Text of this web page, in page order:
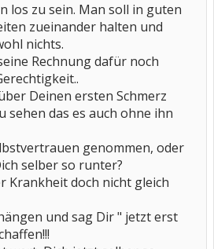
los zu sein. Man soll in guten
zueinander halten und
nichts.
Rechnung dafür noch
Deinen ersten Schmerz
sehen das es auch ohne ihn
genommen, oder
selber so runter?
Krankheit doch nicht gleich
und sag Dir " jetzt erst